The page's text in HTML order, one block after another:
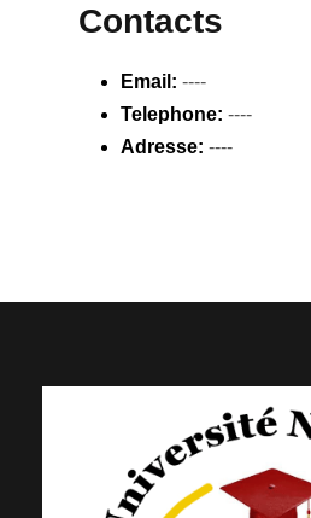
Contacts
Email: ----
Telephone: ----
Adresse: ----